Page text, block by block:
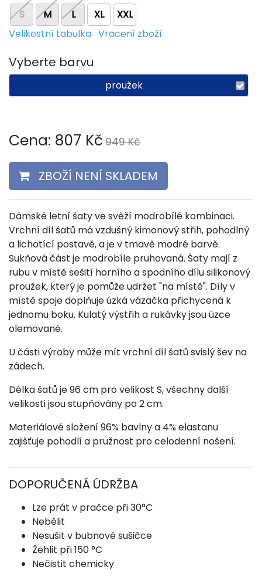
S M L XL
XXL
Velikostní tabulka Vracení zboží
Vyberte barvu
proužek
Cena: 807 Kč 949 Kč
ZBOŽÍ NENÍ SKLADEM
Dámské letní šaty ve svěží modrobílé kombinaci.
Vrchní díl šatů má vzdušný kimonový střih, pohodlný
a lichotící postavě, a je v tmavě modré barvě.
Sukňová část je modrobíle pruhovaná. Šaty mají z
rubu v místě sešití horního a spodního dílu silikonový
proužek, který je pomůže udržet "na místě". Díly v
místě spoje doplňuje úzká vázačka přichycená k
jednomu boku. Kulatý výstřih a rukávky jsou úzce
olemované.
U části výroby může mít vrchní díl šatů svislý šev na
zádech.
Délka šatů je 96 cm pro velikost S, všechny další
velikosti jsou stupňovány po 2 cm.
Materiálové složení 96% bavlny a 4% elastanu
zajišťuje pohodlí a pružnost pro celodenní nošení.
DOPORUČENÁ ÚDRŽBA
Lze prát v pračce při 30°C
Nebělit
Nesušit v bubnové sušičce
Žehlit při 150 °C
Nečistit chemicky